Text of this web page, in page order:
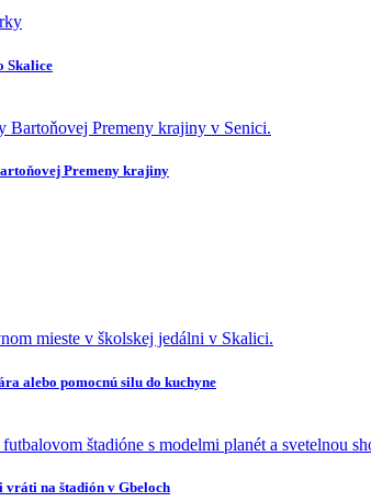
Skalice
Premeny krajiny
alebo pomocnú silu do kuchyne
vráti na štadión v Gbeloch